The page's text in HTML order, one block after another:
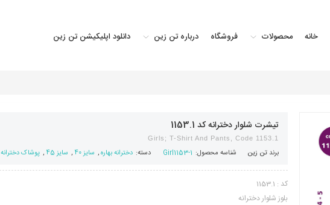
خانه محصولات فروشگاه درباره تن زین دانلود اپلیکیشن تن زین
تیشرت شلوار دخترانه کد 1153.1
Girls; T-Shirt And Pants, Code 1153.1
برندتن زین شناسه محصول: Girl1153-1 دسته: دخترانه بهاره, سایز 40 , سایز 45 , پوشاک دخترانه
کد : 1153.1
بلوز شلوار دخترانه